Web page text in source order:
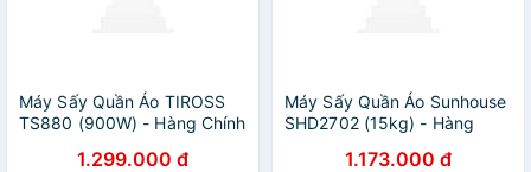
Máy Sấy Quần Áo TIROSS
TS880 (900W) - Hàng Chính
1.299.000 đ
Máy Sấy Quần Áo Sunhouse
SHD2702 (15kg) - Hàng
1.173.000 đ